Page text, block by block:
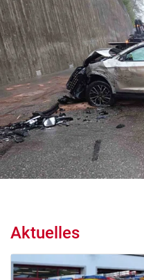
Aktuelles